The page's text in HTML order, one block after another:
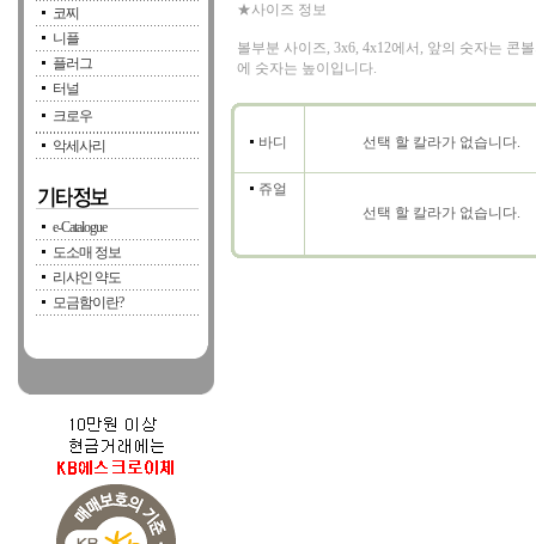
코찌
니플
플러그
터널
크로우
악세사리
e-Catalogue
도소매 정보
리샤인 약도
모금함이란?
★사이즈 정보
볼부분 사이즈, 3x6, 4x12에서, 앞의 숫자는 콘
에 숫자는 높이입니다.
바디 선택 할 칼라가 없습니다.
쥬얼
선택 할 칼라가 없습니다.